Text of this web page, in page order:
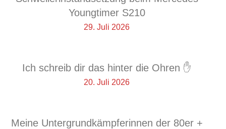
Youngtimer S210
29. Juli 2026
Ich schreib dir das hinter die Ohren ✋
20. Juli 2026
Meine Untergrundkämpferinnen der 80er +